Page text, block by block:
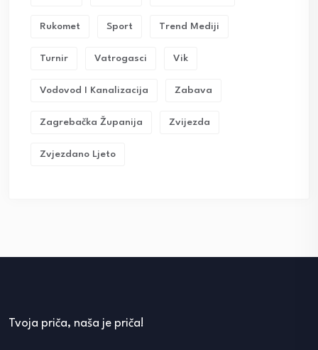
Rukomet Sport Trend Mediji
Turnir Vatrogasci Vik
Vodovod I Kanalizacija Zabava
Zagrebačka Županija Zvijezda
Zvjezdano Ljeto
Tvoja priča, naša je priča!